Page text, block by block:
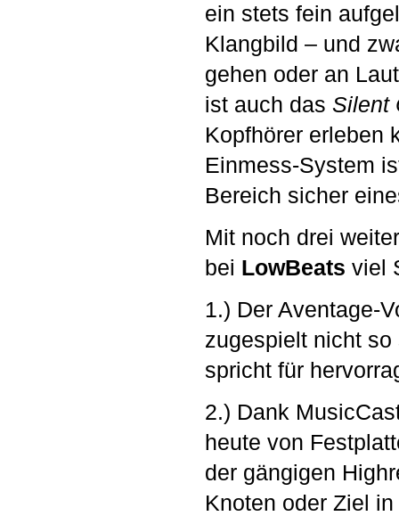
ein stets fein
Klangbild – und
gehen oder an
ist auch das Silent
Kopfhörer erleben
Einmess-System
Bereich sicher
Mit noch drei
bei LowBeats viel
1.) Der Aventage-
zugespielt nicht
spricht für
2.) Dank
heute von
der gängigen
Knoten oder Ziel